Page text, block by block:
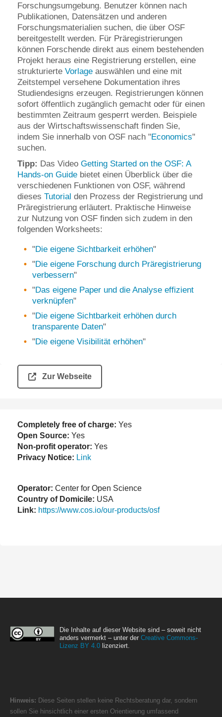
Forschungsumgebung. Benutzer können nach
Publikationen, Datensätzen und anderen
Forschungsmaterialien suchen, die über OSF
bereitgestellt werden. Für Präregistrierungen
können Forschende direkt aus einem bestehenden
Projekt heraus eine Registrierung erstellen, eine
strukturierte Vorlage auswählen und eine mit
Zeitstempel versehene Dokumentation ihres
Studiendesigns erzeugen. Registrierungen können
sofort öffentlich zugänglich gemacht oder für einen
bestimmten Zeitraum gesperrt werden. Beispiele
aus der Wirtschaftswissenschaft finden Sie,
indem Sie innerhalb von OSF nach "Economics"
suchen.
Tipp: Das Video Getting Started on the OSF: A
Hands-on Guide bietet einen Überblick über die
verschiedenen Funktionen von OSF, während
dieses Tutorial den Prozess der Registrierung und
Präregistrierung erläutert. Praktische Hinweise
zur Nutzung von OSF finden sich zudem in den
folgenden Worksheets:
"Die eigene Sichtbarkeit erhöhen"
"Die eigene Forschung durch Präregistrierung
verbessern"
"Das eigene Paper und die Analyse effizient
verknüpfen"
"Die eigene Sichtbarkeit erhöhen durch
transparente Daten"
"Die eigene Visibilität erhöhen"
Zur Webseite
Completely free of charge: Yes
Open Source: Yes
Non-profit operator: Yes
Privacy Notice: Link
Operator: Center for Open Science
Country of Domicile: USA
Link: https://www.cos.io/our-products/osf
Die Inhalte auf dieser Website sind – soweit nicht
anders vermerkt – unter der Creative Commons-
Lizenz BY 4.0 lizenziert.
Hinweis: Diese Seiten stellen keine Rechtsberatung dar, sondern
sollen Sie hinsichtlich einer ersten Orientierung umfassend